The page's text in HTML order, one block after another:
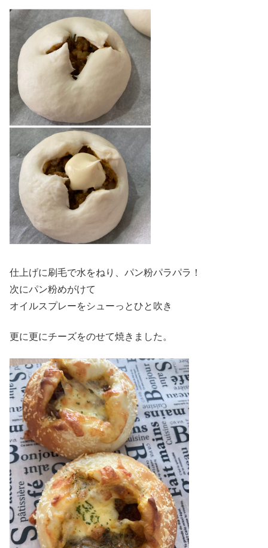
仕上げに刷毛で水をねり、パン粉パラパラ！
次にパン粉めがけて
オイルスプレーをシューっとひと吹き
更に更にチーズをのせて焼きました。